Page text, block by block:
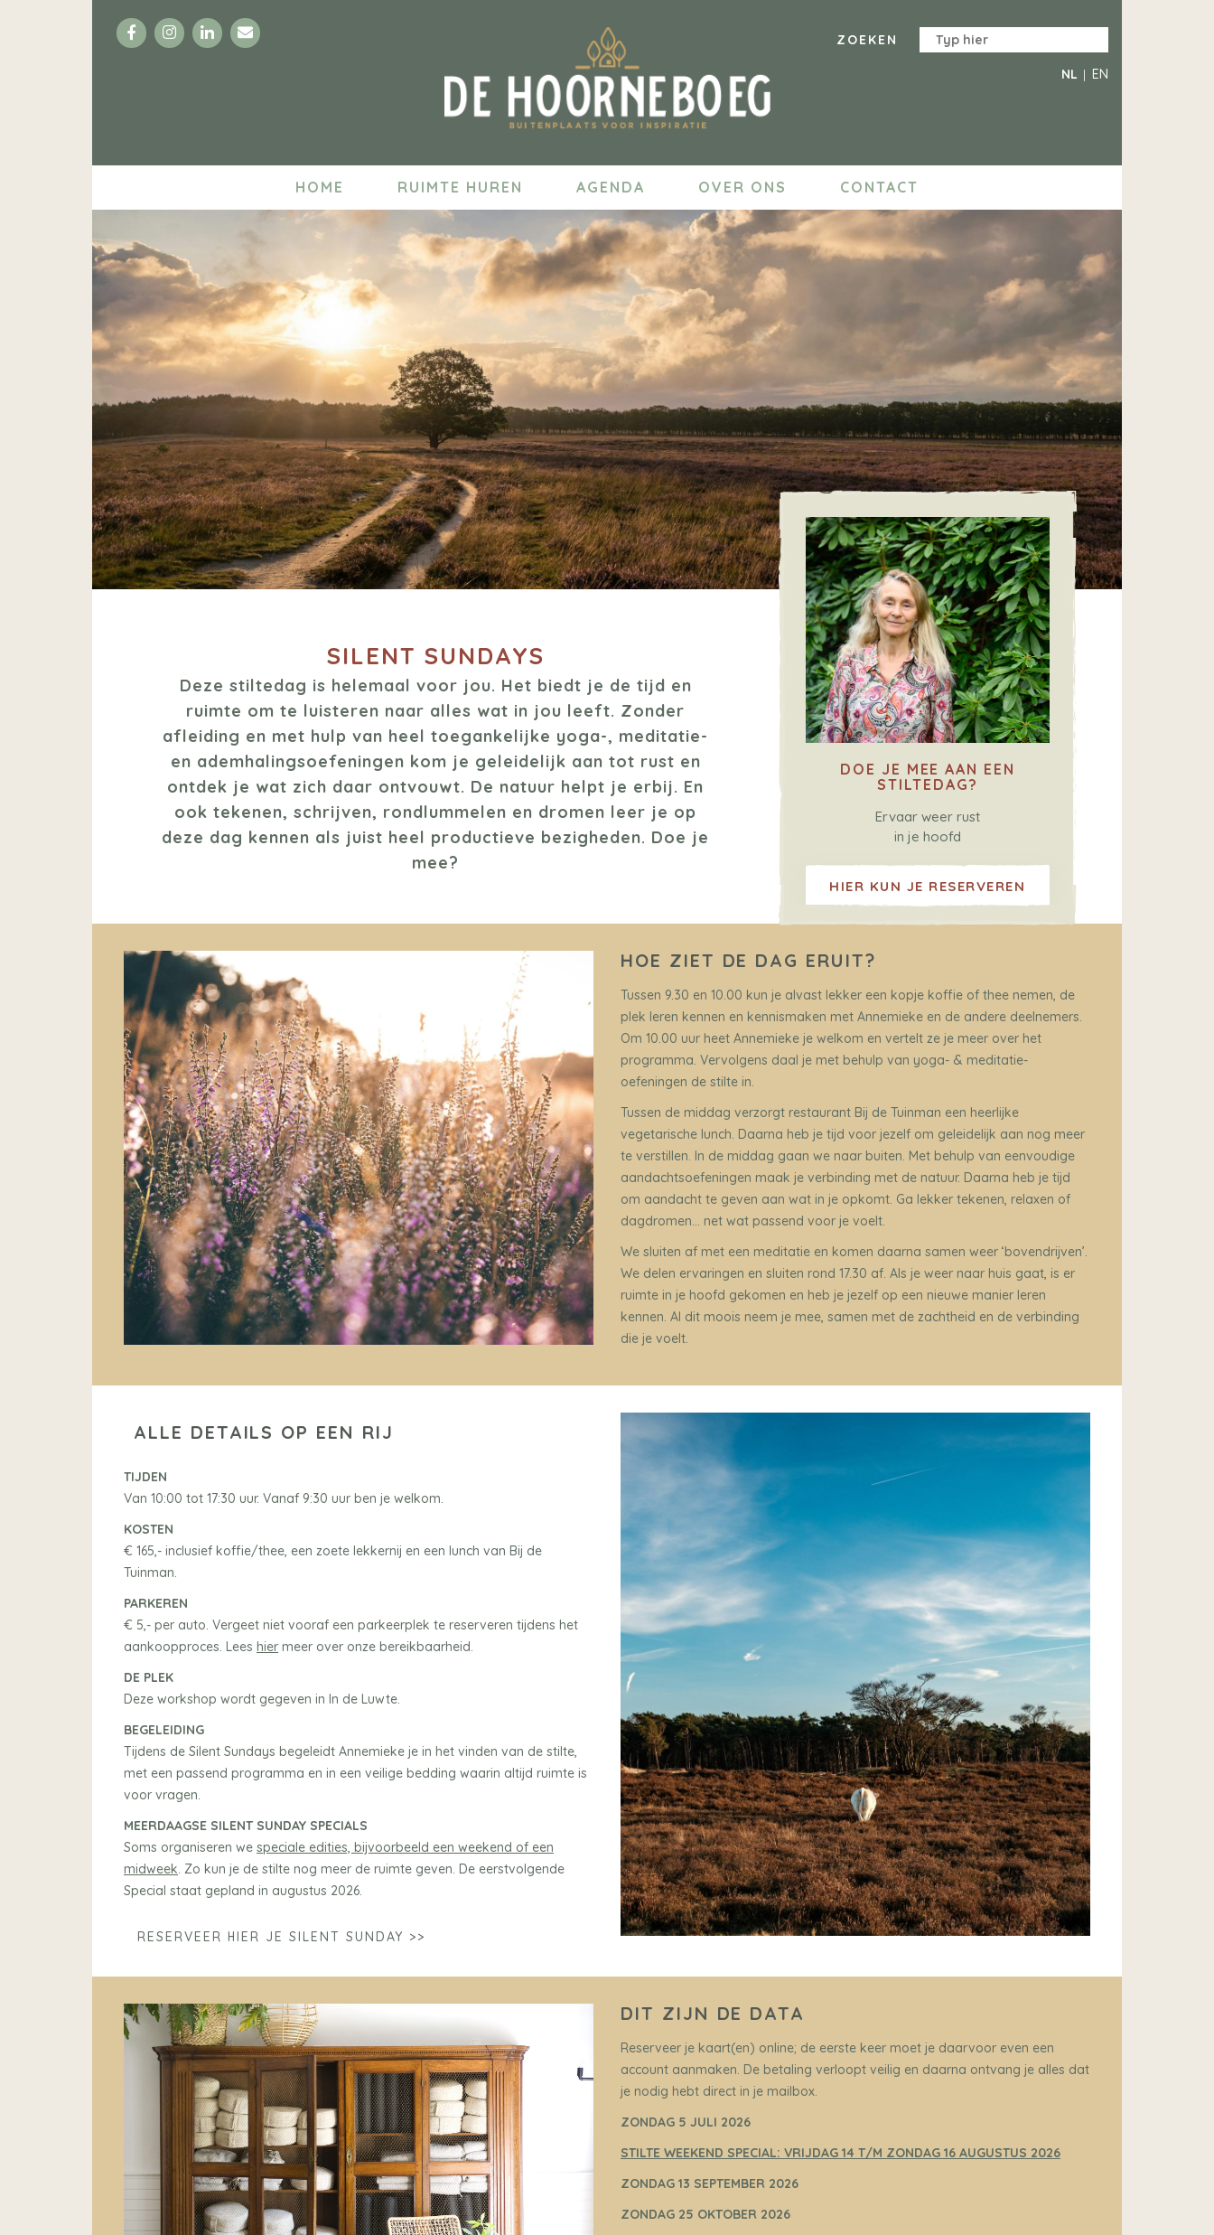
FacebookInstagram
LinkedIn
Email
NL EN
HOME RUIMTE HUREN AGENDA OVER ONS CONTACT
SILENT SUNDAYS
Deze stiltedag is helemaal voor jou. Het biedt je de tijd en
ruimte om te luisteren naar alles wat in jou leeft. Zonder
afleiding en met hulp van heel toegankelijke yoga-, meditatie-
en ademhalingsoefeningen kom je geleidelijk aan tot rust en
ontdek je wat zich daar ontvouwt. De natuur helpt je erbij. En
ook tekenen, schrijven, rondlummelen en dromen leer je op
deze dag kennen als juist heel productieve bezigheden. Doe je
mee?
DOE JE MEE AAN EEN
STILTEDAG?
Ervaar weer rust
in je hoofd
HIER KUN JE RESERVEREN
HOE ZIET DE DAG ERUIT?
Tussen 9.30 en 10.00 kun je alvast lekker een kopje koffie of thee nemen, de
plek leren kennen en kennismaken met Annemieke en de andere deelnemers.
Om 10.00 uur heet Annemieke je welkom en vertelt ze je meer over het
programma. Vervolgens daal je met behulp van yoga- & meditatie-
oefeningen de stilte in.
Tussen de middag verzorgt restaurant Bij de Tuinman een heerlijke
vegetarische lunch. Daarna heb je tijd voor jezelf om geleidelijk aan nog meer
te verstillen. In de middag gaan we naar buiten. Met behulp van eenvoudige
aandachtsoefeningen maak je verbinding met de natuur. Daarna heb je tijd
om aandacht te geven aan wat in je opkomt. Ga lekker tekenen, relaxen of
dagdromen… net wat passend voor je voelt.
We sluiten af met een meditatie en komen daarna samen weer ‘bovendrijven’.
We delen ervaringen en sluiten rond 17.30 af. Als je weer naar huis gaat, is er
ruimte in je hoofd gekomen en heb je jezelf op een nieuwe manier leren
kennen. Al dit moois neem je mee, samen met de zachtheid en de verbinding
die je voelt.
ALLE DETAILS OP EEN RIJ
TIJDEN
Van 10:00 tot 17:30 uur. Vanaf 9:30 uur ben je welkom.
KOSTEN
€ 165,- inclusief koffie/thee, een zoete lekkernij en een lunch van Bij de
Tuinman.
PARKEREN
€ 5,- per auto. Vergeet niet vooraf een parkeerplek te reserveren tijdens het
aankoopproces. Lees hier meer over onze bereikbaarheid.
DE PLEK
Deze workshop wordt gegeven in In de Luwte.
BEGELEIDING
Tijdens de Silent Sundays begeleidt Annemieke je in het vinden van de stilte,
met een passend programma en in een veilige bedding waarin altijd ruimte is
voor vragen.
MEERDAAGSE SILENT SUNDAY SPECIALS
Soms organiseren we speciale edities, bijvoorbeeld een weekend of een
midweek. Zo kun je de stilte nog meer de ruimte geven. De eerstvolgende
Special staat gepland in augustus 2026.
RESERVEER HIER JE SILENT SUNDAY >>
DIT ZIJN DE DATA
Reserveer je kaart(en) online; de eerste keer moet je daarvoor even een
account aanmaken. De betaling verloopt veilig en daarna ontvang je alles dat
je nodig hebt direct in je mailbox.
ZONDAG 5 JULI 2026
STILTE WEEKEND SPECIAL: VRIJDAG 14 T/M ZONDAG 16 AUGUSTUS 2026
ZONDAG 13 SEPTEMBER 2026
ZONDAG 25 OKTOBER 2026